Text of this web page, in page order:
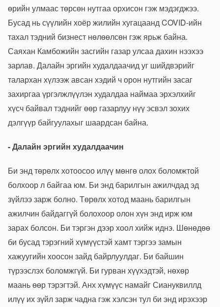
өрийн улмаас төрсөн нутгаа орхисон гэж мэдэгджээ.
Бусад нь сүүлийн хоёр жилийн хугацаанд COVID-ийн
тахал тэдний бизнест нөлөөлсөн гэж ярьж байна.
Саяхан Камбожийн засгийн газар улсаа дахин нээхээ
зарлав. Далайн эргийн худалдаачид уг шийдвэрийг
талархан хүлээж авсан хэдий ч орон нутгийн засаг
захиргаа үргэлжлүүлэн худалдаа наймаа эрхэлхийг
хүсч байвал тэднийг өөр газарлуу нүү эсвэл зохих
дэлгүүр байгуулахыг шаардсан байна.
- Далайн эргийн худалдаачин
Би энд төрөлх хотоосоо илүү мөнгө олох боломжтой
болхоор л байгаа юм. Би энд барилгын ажилчдад эд
зүйлээ зарж болно. Төрөлх хотод маань барилгын
ажилчин байдаггүй болохоор олон хүн энд ирж юм
зарах болсон. Би тэргэн дээр хоол хийж иднэ. Шөнөдөө
би бусад тэрэгний хүмүүстэй хамт тэргээ замын
хажуугийн хоосон зайд байрлуулдаг. Би байшин
түрээслэх боломжгүй. Би гурван хүүхэдтэй, нөхөр
маань өөр тэрэгтэй. Анх хүмүүс намайг Сиануквиллд
илүү их зүйл зарж чадна гэж хэлсэн тул би энд ирэхээр